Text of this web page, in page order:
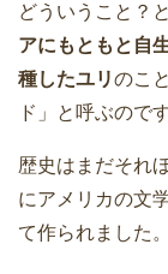
どういうこと？
アにもともと自
種したユリのこ
ド」と呼ぶのです
歴史はまだそれ
にアメリカの文
て作られました。